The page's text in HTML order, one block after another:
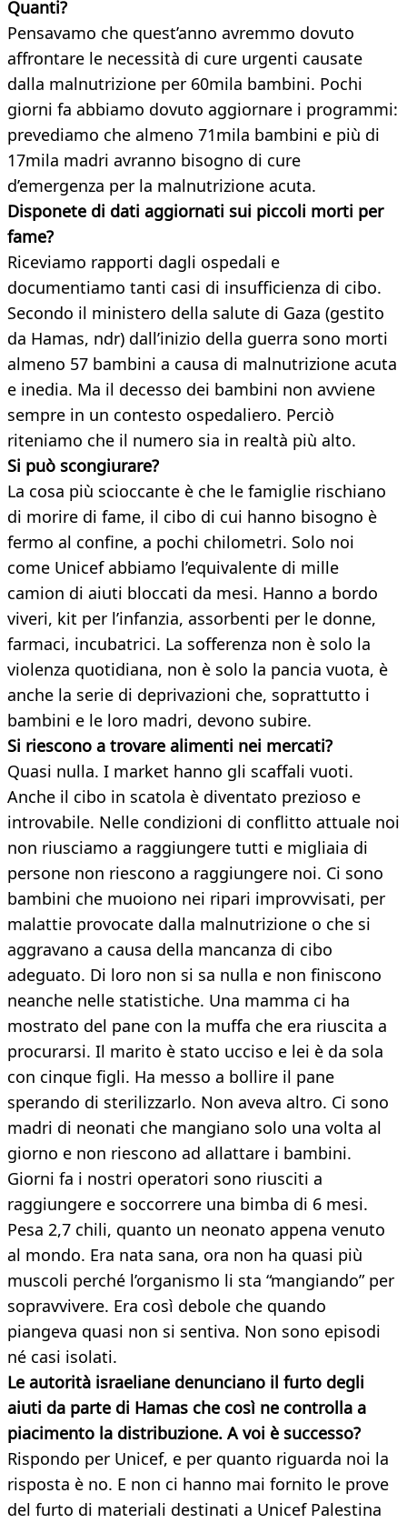
Quanti?
Pensavamo che quest’anno avremmo dovuto
affrontare le necessità di cure urgenti causate
dalla malnutrizione per 60mila bambini. Pochi
giorni fa abbiamo dovuto aggiornare i programmi:
prevediamo che almeno 71mila bambini e più di
17mila madri avranno bisogno di cure
d’emergenza per la malnutrizione acuta.
Disponete di dati aggiornati sui piccoli morti per
fame?
Riceviamo rapporti dagli ospedali e
documentiamo tanti casi di insufficienza di cibo.
Secondo il ministero della salute di Gaza (gestito
da Hamas, ndr) dall’inizio della guerra sono morti
almeno 57 bambini a causa di malnutrizione acuta
e inedia. Ma il decesso dei bambini non avviene
sempre in un contesto ospedaliero. Perciò
riteniamo che il numero sia in realtà più alto.
Si può scongiurare?
La cosa più scioccante è che le famiglie rischiano
di morire di fame, il cibo di cui hanno bisogno è
fermo al confine, a pochi chilometri. Solo noi
come Unicef abbiamo l’equivalente di mille
camion di aiuti bloccati da mesi. Hanno a bordo
viveri, kit per l’infanzia, assorbenti per le donne,
farmaci, incubatrici. La sofferenza non è solo la
violenza quotidiana, non è solo la pancia vuota, è
anche la serie di deprivazioni che, soprattutto i
bambini e le loro madri, devono subire.
Si riescono a trovare alimenti nei mercati?
Quasi nulla. I market hanno gli scaffali vuoti.
Anche il cibo in scatola è diventato prezioso e
introvabile. Nelle condizioni di conflitto attuale noi
non riusciamo a raggiungere tutti e migliaia di
persone non riescono a raggiungere noi. Ci sono
bambini che muoiono nei ripari improvvisati, per
malattie provocate dalla malnutrizione o che si
aggravano a causa della mancanza di cibo
adeguato. Di loro non si sa nulla e non finiscono
neanche nelle statistiche. Una mamma ci ha
mostrato del pane con la muffa che era riuscita a
procurarsi. Il marito è stato ucciso e lei è da sola
con cinque figli. Ha messo a bollire il pane
sperando di sterilizzarlo. Non aveva altro. Ci sono
madri di neonati che mangiano solo una volta al
giorno e non riescono ad allattare i bambini.
Giorni fa i nostri operatori sono riusciti a
raggiungere e soccorrere una bimba di 6 mesi.
Pesa 2,7 chili, quanto un neonato appena venuto
al mondo. Era nata sana, ora non ha quasi più
muscoli perché l’organismo li sta “mangiando” per
sopravvivere. Era così debole che quando
piangeva quasi non si sentiva. Non sono episodi
né casi isolati.
Le autorità israeliane denunciano il furto degli
aiuti da parte di Hamas che così ne controlla a
piacimento la distribuzione. A voi è successo?
Rispondo per Unicef, e per quanto riguarda noi la
risposta è no. E non ci hanno mai fornito le prove
del furto di materiali destinati a Unicef Palestina